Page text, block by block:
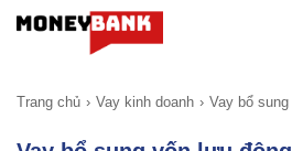
Trang chủ Vay kinh doanh Vay bổ